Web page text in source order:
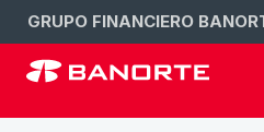
GRUPO FINANCIERO